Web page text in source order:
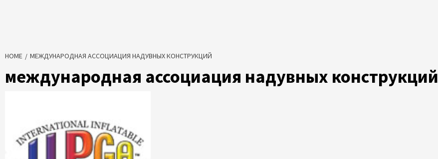
HOME МЕЖДУНАРОДНАЯ АССОЦИАЦИЯ НАДУВНЫХ КОНСТРУКЦИЙ
международная ассоциация надувных конструкций